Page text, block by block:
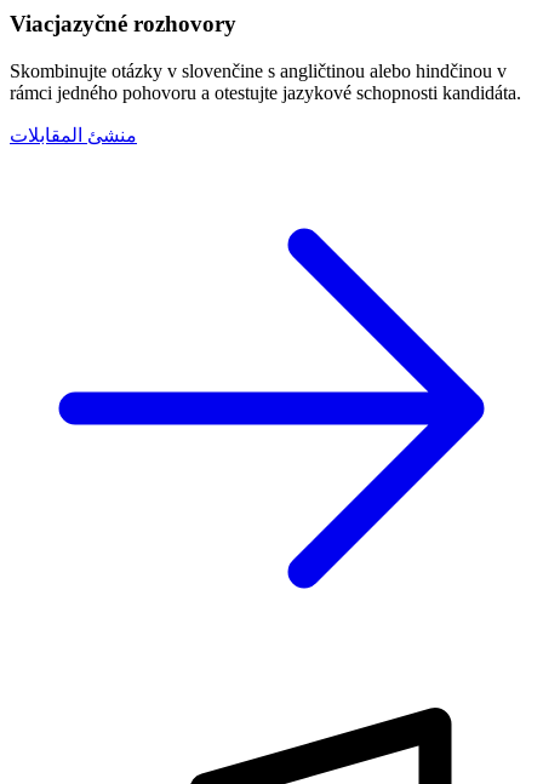
Viacjazyčné rozhovory
Skombinujte otázky v slovenčine s angličtinou alebo hindčinou v
rámci jedného pohovoru a otestujte jazykové schopnosti kandidáta.
منشئ المقابلات